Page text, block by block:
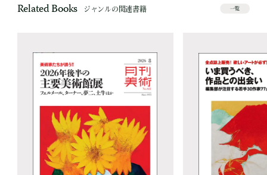
Related Books ジャンルの関連書籍 一覧